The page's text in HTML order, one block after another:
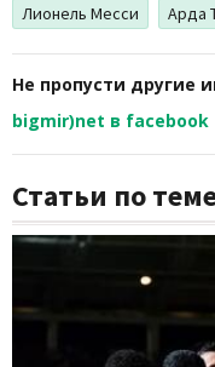
Лионель Месси
Арда
Не пропусти другие
bigmir)net в facebook
Статьи по